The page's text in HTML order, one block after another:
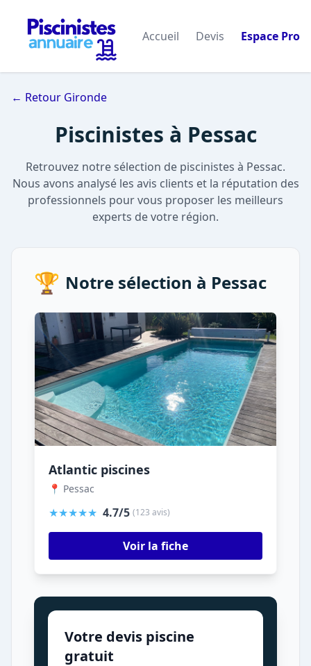
Accueil Devis Espace Pro
← Retour Gironde
Piscinistes à Pessac
Retrouvez notre sélection de piscinistes à Pessac.
Nous avons analysé les avis clients et la réputation des
professionnels pour vous proposer les meilleurs
experts de votre région.
🏆 Notre sélection à Pessac
Atlantic piscines
📍 Pessac
★★★★★ 4.7/5 (123 avis)
Voir la fiche
Votre devis piscine
gratuit